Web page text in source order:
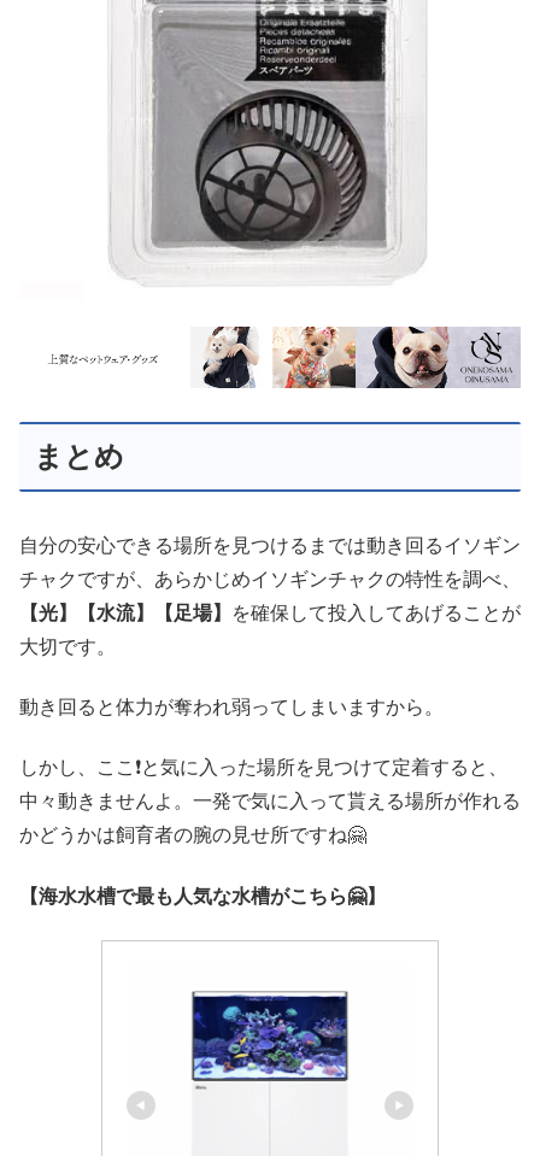
まとめ
自分の安心できる場所を見つけるまでは動き回るイソギン
チャクですが、あらかじめイソギンチャクの特性を調べ、
【光】【水流】【足場】
を確保して投入してあげることが
大切です。
動き回ると体力が奪われ弱ってしまいますから。
しかし、ここ❗と気に入った場所を見つけて定着すると、
中々動きませんよ。一発で気に入って貰える場所が作れる
かどうかは飼育者の腕の見せ所ですね🤗
【海水水槽で最も人気な水槽がこちら🤗】